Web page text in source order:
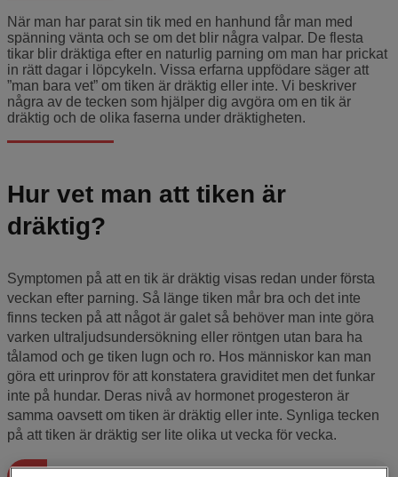
När man har parat sin tik med en hanhund får man med
spänning vänta och se om det blir några valpar. De flesta
tikar blir dräktiga efter en naturlig parning om man har prickat
in rätt dagar i löpcykeln. Vissa erfarna uppfödare säger att
”man bara vet” om tiken är dräktig eller inte. Vi beskriver
några av de tecken som hjälper dig avgöra om en tik är
dräktig och de olika faserna under dräktigheten.
Hur vet man att tiken är
dräktig?
Symptomen på att en tik är dräktig visas redan under första
veckan efter parning. Så länge tiken mår bra och det inte
finns tecken på att något är galet så behöver man inte göra
varken ultraljudsundersökning eller röntgen utan bara ha
tålamod och ge tiken lugn och ro. Hos människor kan man
göra ett urinprov för att konstatera graviditet men det funkar
inte på hundar. Deras nivå av hormonet progesteron är
samma oavsett om tiken är dräktig eller inte. Synliga tecken
på att tiken är dräktig ser lite olika ut vecka för vecka.